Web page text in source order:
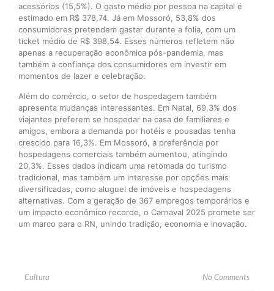
acessórios (15,5%). O gasto médio por pessoa na capital é
estimado em R$ 378,74. Já em Mossoró, 53,8% dos
consumidores pretendem gastar durante a folia, com um
ticket médio de R$ 398,54. Esses números refletem não
apenas a recuperação econômica pós-pandemia, mas
também a confiança dos consumidores em investir em
momentos de lazer e celebração.
Além do comércio, o setor de hospedagem também
apresenta mudanças interessantes. Em Natal, 69,3% dos
viajantes preferem se hospedar na casa de familiares e
amigos, embora a demanda por hotéis e pousadas tenha
crescido para 16,3%. Em Mossoró, a preferência por
hospedagens comerciais também aumentou, atingindo
20,3%. Esses dados indicam uma retomada do turismo
tradicional, mas também um interesse por opções mais
diversificadas, como aluguel de imóveis e hospedagens
alternativas. Com a geração de 367 empregos temporários e
um impacto econômico recorde, o Carnaval 2025 promete ser
um marco para o RN, unindo tradição, economia e inovação.
Cultura No Comments